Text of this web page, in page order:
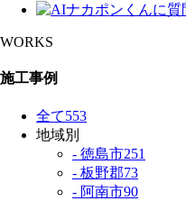
WORKS
施工事例
全て553
地域別
- 徳島市251
- 板野郡73
- 阿南市90